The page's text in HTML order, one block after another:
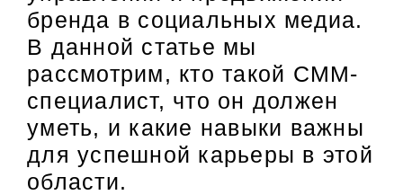
бренда в социальных медиа.
В данной статье мы
рассмотрим, кто такой СММ-
специалист, что он должен
уметь, и какие навыки важны
для успешной карьеры в этой
области.